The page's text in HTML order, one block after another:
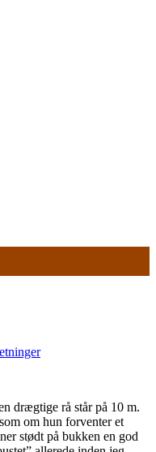
drægtige rå står på 10 m.
om hun forventer et
stødt på bukken en god